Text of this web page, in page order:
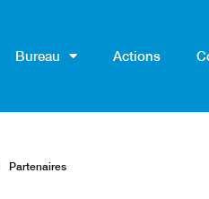
Bureau Actions
Partenaires